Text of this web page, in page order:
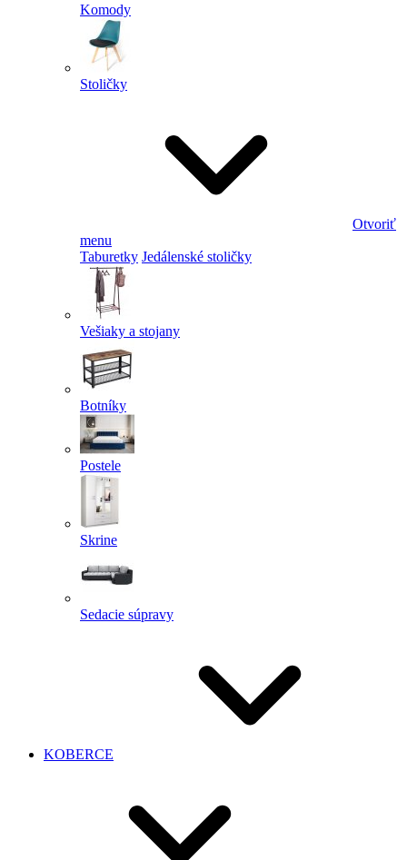
Komody
Stoličky
Otvoriť
menu
Taburetky Jedálenské stoličky
Vešiaky a stojany
Botníky
Postele
Skrine
Sedacie súpravy
KOBERCE